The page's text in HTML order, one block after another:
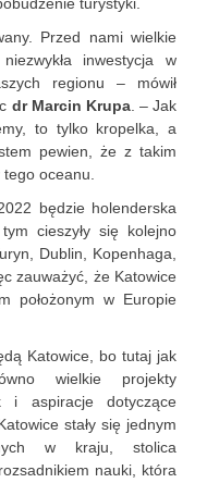
turystyki.
Przed nami wielkie
inwestycja w
regionu – mówił
dr Marcin Krupa. – Jak
to tylko kropelka, a
pewien, że z takim
tego oceanu.
będzie holenderska
cieszyły się kolejno
Dublin, Kopenhaga,
zauważyć, że Katowice
położonym w Europie
Katowice, bo tutaj jak
wielkie projekty
i aspiracje dotyczące
stały się jednym
w kraju, stolica
nauki, która